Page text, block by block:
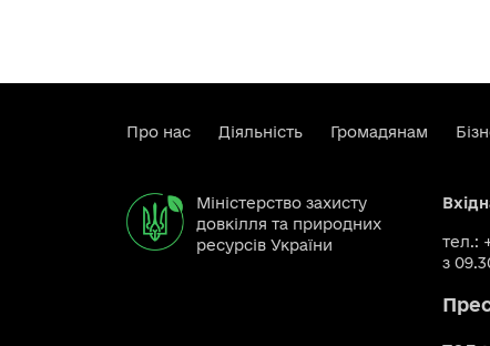
Про нас Діяльність Громадянам
Міністерство захисту
довкілля та природних
ресурсів України
тел.:
з